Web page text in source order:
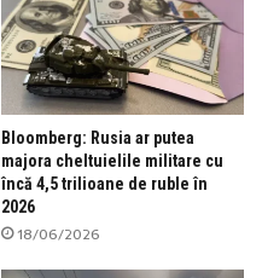
Bloomberg: Rusia ar putea
majora cheltuielile militare cu
încă 4,5 trilioane de ruble în
2026
18/06/2026